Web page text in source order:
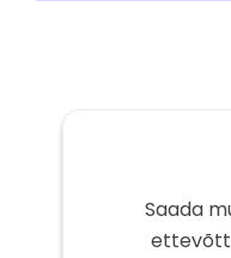
Saada